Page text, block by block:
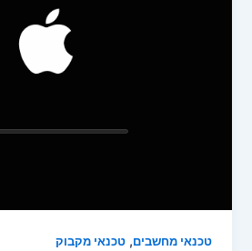
טכנאי מחשבים,טכנאי מקבוק